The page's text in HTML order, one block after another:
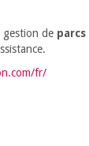
gestion de
fr/